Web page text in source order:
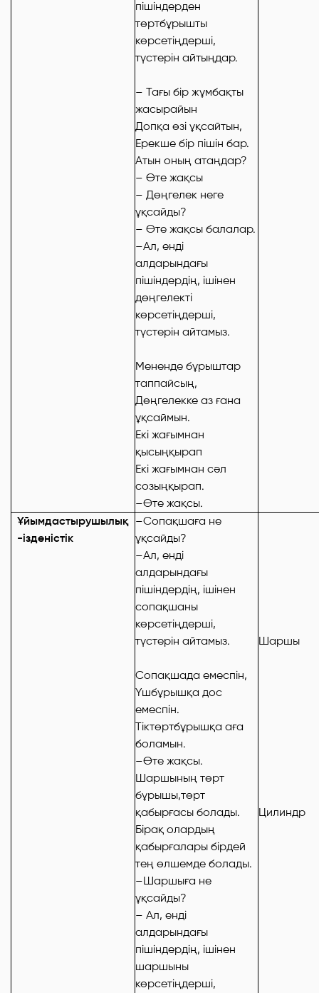
пішіндерден
төртбұрышты
көрсетіңдерші,
түстерін айтыңдар.
– Тағы бір жұмбақты
жасырайын
Допқа өзі ұқсайтын,
Ерекше бір пішін бар.
Атын оның атаңдар?
– Өте жақсы
– Дөңгелек неге
ұқсайды?
– Өте жақсы балалар.
–Ал, енді
алдарындағы
пішіндердің, ішінен
дөңгелекті
көрсетіңдерші,
түстерін айтамыз.
Мененде бұрыштар
таппайсың,
Дөңгелекке аз ғана
ұқсаймын.
Екі жағымнан
қысыңқырап
Екі жағымнан сәл
созыңқырап.
–Өте жақсы.
Ұйымдастырушылық
-ізденістік
–Сопақшаға не
ұқсайды?
–Ал, енді
алдарындағы
пішіндердің, ішінен
сопақшаны
көрсетіңдерші,
түстерін айтамыз.
Сопақшада емеспін,
Үшбұрышқа дос
емеспін.
Тіктөртбұрышқа аға
боламын.
–Өте жақсы.
Шаршының төрт
бұрышы,төрт
қабырғасы болады.
Бірақ олардың
қабырғалары бірдей
тең өлшемде болады.
–Шаршыға не
ұқсайды?
– Ал, енді
алдарындағы
пішіндердің, ішінен
шаршыны
көрсетіңдерші,
Шаршы
Цилиндр